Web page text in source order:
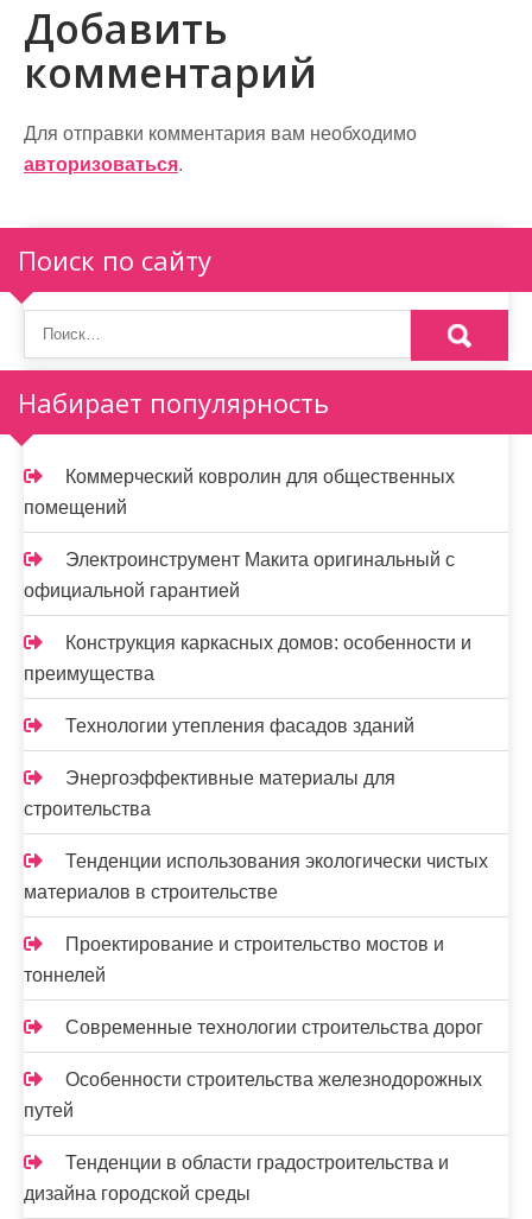
Добавить
комментарий
Для отправки комментария вам необходимо
авторизоваться.
Поиск по сайту
Набирает популярность
Коммерческий ковролин для общественных
помещений
Электроинструмент Макита оригинальный с
официальной гарантией
Конструкция каркасных домов: особенности и
преимущества
Технологии утепления фасадов зданий
Энергоэффективные материалы для
строительства
Тенденции использования экологически чистых
материалов в строительстве
Проектирование и строительство мостов и
тоннелей
Современные технологии строительства дорог
Особенности строительства железнодорожных
путей
Тенденции в области градостроительства и
дизайна городской среды